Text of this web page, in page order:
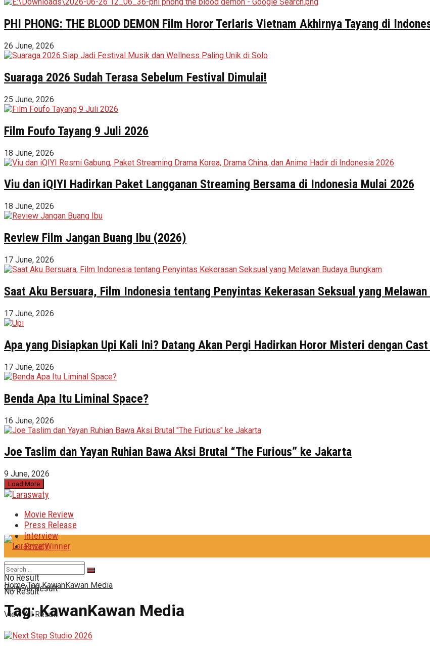
PHI PHONG: THE BLOOD DEMON Film Horor Terlaris Vietnam Akhirnya Tayang di
26 June, 2026
Suaraga 2026 Sudah Terasa Sebelum Festival Dimulai!
25 June, 2026
Film Foufo Tayang 9 Juli 2026
18 June, 2026
Viu dan iQIYI Hadirkan Paket Langganan Streaming Bersama di Indonesia Mulai 2026
18 June, 2026
Review Film Jangan Buang Ibu (2026)
17 June, 2026
Saat Aku Bersuara, Film Indonesia tentang Penyintas Kekerasan Seksual yang Melawan
17 June, 2026
Apa yang Disiapkan Upi Kali Ini? Datang Akan Pergi Hadirkan Horor Misteri dengan
17 June, 2026
Benda Apa Itu Liminal Space?
16 June, 2026
Joe Taslim dan Yayan Ruhian Bawa Aksi Brutal “The Furious” ke Jakarta
9 June, 2026
Load More
Movie Review
Press Release
Interview
Prize Winner
No Result
View All Result
No Result
View All Result
Home Tag KawanKawan Media
Tag:KawanKawan Media